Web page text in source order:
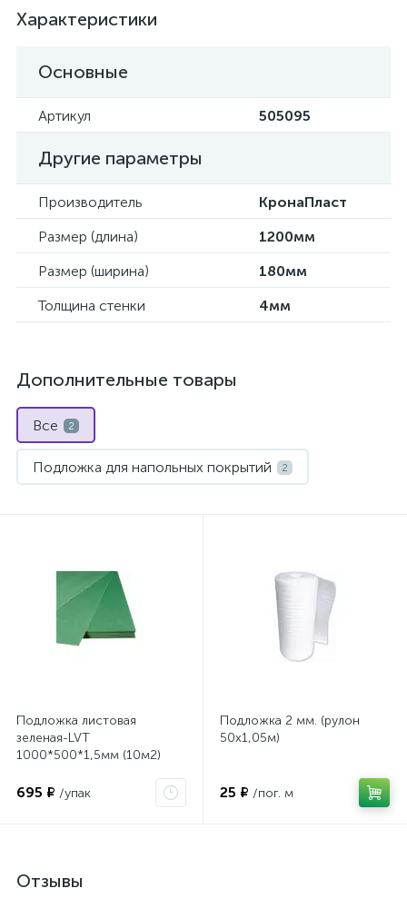
Характеристики
Основные
Артикул 505095
Другие параметры
Производитель
КронаПласт
Размер (длина)
1200мм
Размер (ширина)
180мм
Толщина стенки
4мм
Дополнительные товары
Все 2
Подложка для напольных покрытий 2
Подложка листовая
зеленая-LVT
1000*500*1,5мм (10м2)
695 ₽ /упак
Подложка 2 мм. (рулон
50х1,05м)
25 ₽ /пог. м
Отзывы